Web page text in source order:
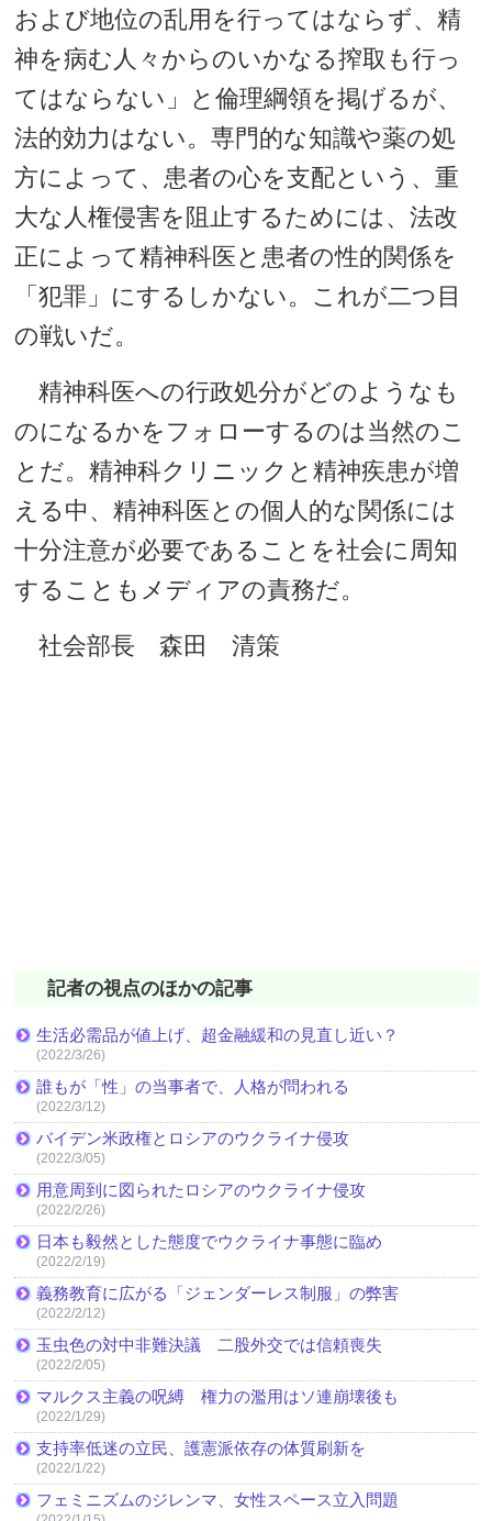
および地位の乱用を行ってはならず、精
神を病む人々からのいかなる搾取も行っ
てはならない」と倫理綱領を掲げるが、
法的効力はない。専門的な知識や薬の処
方によって、患者の心を支配という、重
大な人権侵害を阻止するためには、法改
正によって精神科医と患者の性的関係を
「犯罪」にするしかない。これが二つ目
の戦いだ。
精神科医への行政処分がどのようなも
のになるかをフォローするのは当然のこ
とだ。精神科クリニックと精神疾患が増
える中、精神科医との個人的な関係には
十分注意が必要であることを社会に周知
することもメディアの責務だ。
社会部長 森田 清策
記者の視点のほかの記事
生活必需品が値上げ、超金融緩和の見直し近い？
(2022/3/26)
誰もが「性」の当事者で、人格が問われる
(2022/3/12)
バイデン米政権とロシアのウクライナ侵攻
(2022/3/05)
用意周到に図られたロシアのウクライナ侵攻
(2022/2/26)
日本も毅然とした態度でウクライナ事態に臨め
(2022/2/19)
義務教育に広がる「ジェンダーレス制服」の弊害
(2022/2/12)
玉虫色の対中非難決議 二股外交では信頼喪失
(2022/2/05)
マルクス主義の呪縛 権力の濫用はソ連崩壊後も
(2022/1/29)
支持率低迷の立民、護憲派依存の体質刷新を
(2022/1/22)
フェミニズムのジレンマ、女性スペース立入問題